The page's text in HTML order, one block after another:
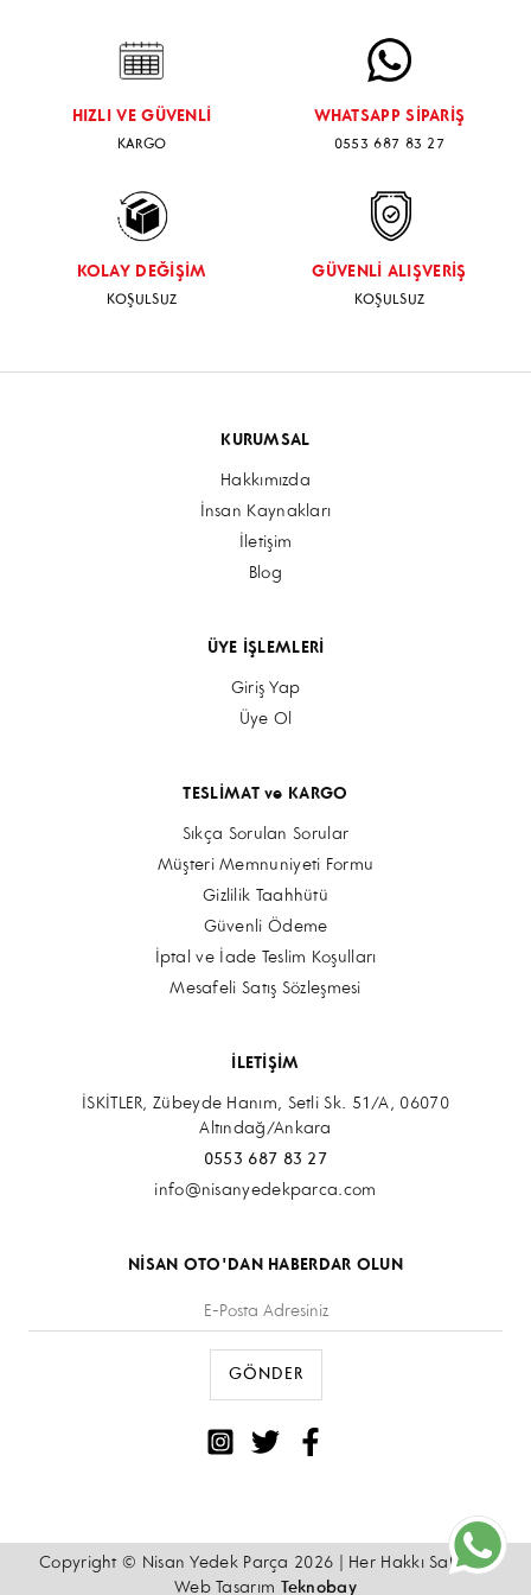
SAĞLAYABİLİRSİNİZ
HIZLI VE GÜVENLİ
KARGO
WHATSAPP SİPARİŞ
0553 687 83 27
KOLAY DEĞİŞİM
KOŞULSUZ
GÜVENLİ ALIŞVERİŞ
KOŞULSUZ
KURUMSAL
Hakkımızda
İnsan Kaynakları
İletişim
Blog
ÜYE İŞLEMLERİ
Giriş Yap
Üye Ol
TESLİMAT ve KARGO
Sıkça Sorulan Sorular
Müşteri Memnuniyeti Formu
Gizlilik Taahhütü
Güvenli Ödeme
İptal ve İade Teslim Koşulları
Mesafeli Satış Sözleşmesi
İLETİŞİM
İSKİTLER, Zübeyde Hanım, Setli Sk. 51/A, 06070
Altındağ/Ankara
0553 687 83 27
info@nisanyedekparca.com
NİSAN OTO'DAN HABERDAR OLUN
Copyright © Nisan Yedek Parça 2026 | Her Hakkı Saklıdır.
Web Tasarım
Teknobay